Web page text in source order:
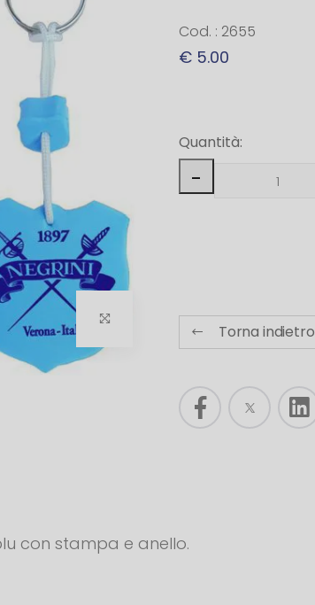
Cod. : 2655
€ 5.00
Quantità:
-
Torna indietro
con stampa e anello.